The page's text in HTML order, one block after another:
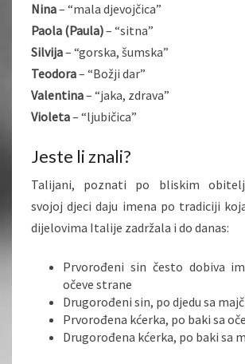
Nina– “mala djevojčica”
Paola (Paula)– “sitna”
Silvija– “gorska, šumska”
Teodora– “Božji dar”
Valentina– “jaka, zdrava”
Violeta– “ljubičica”
Jeste li znali?
Talijani, poznati po bliskim
svojoj djeci daju imena po tradiciji
dijelovima Italije zadržala i do danas:
Prvorođeni sin često dobiva
očeve strane
Drugorođeni sin, po djedu sa
Prvorođena kćerka, po baki sa
Drugorođena kćerka, po baki sa